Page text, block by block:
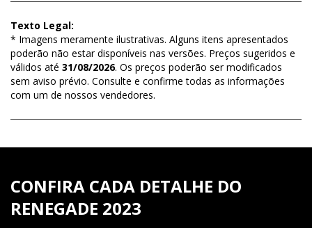
Texto Legal:
* Imagens meramente ilustrativas. Alguns itens apresentados
poderão não estar disponíveis nas versões. Preços sugeridos e
válidos até 31/08/2026. Os preços poderão ser modificados
sem aviso prévio. Consulte e confirme todas as informações
com um de nossos vendedores.
CONFIRA CADA DETALHE DO
RENEGADE 2023